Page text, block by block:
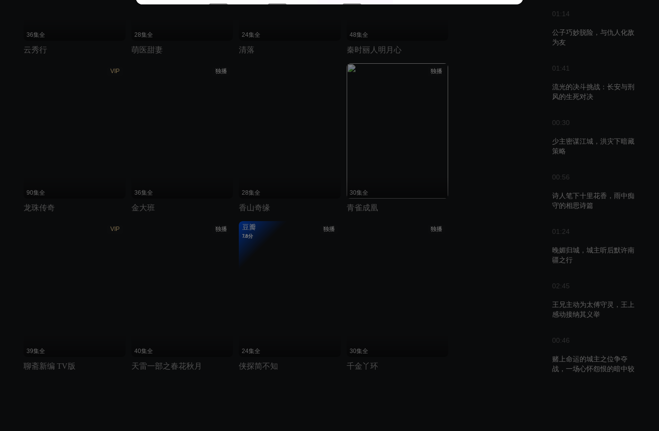
01:14
公子巧妙脱险，与仇人化敌
为友
01:41
流光的决斗挑战：长安与刑
风的生死对决
00:30
少主密谋江城，洪灾下暗藏
策略
00:56
诗人笔下十里花香，雨中痴
守的相思诗篇
01:24
晚媚归城，城主听后默许南
疆之行
02:45
王兄主动为太傅守灵，王上
感动接纳其义举
00:46
赌上命运的城主之位争夺
战，一场心怀怨恨的暗中较
36集全
云秀行
28集全
萌医甜妻
24集全
清落
48集全
秦时丽人明月心
VIP
90集全
龙珠传奇
独播
36集全
金大班
28集全
香山奇缘
独播
30集全
青雀成凰
VIP
39集全
聊斋新编 TV版
独播
40集全
天雷一部之春花秋月
独播
豆瓣
7.8分
24集全
侠探简不知
独播
30集全
千金丫环